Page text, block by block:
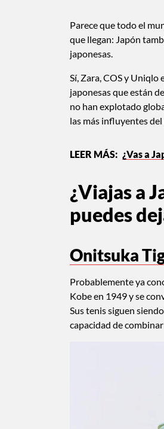
Parece que todo el
que llegan: Japón
japonesas.
Sí, Zara, COS y Uniqlo
japonesas que están
no han explotado
las más influyentes
¿Vas a
¿Viajas a
puedes
Onitsuka
Probablemente ya
Kobe en 1949 y se
Sus tenis siguen
capacidad de